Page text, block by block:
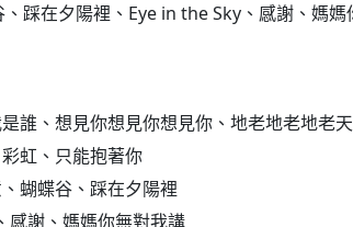
踩在夕陽裡、Eye in the Sky、感謝、媽媽
誰、想見你想見你想見你、地老地老地老
虹、只能抱著你
蝴蝶谷、踩在夕陽裡
感謝、媽媽你無對我講